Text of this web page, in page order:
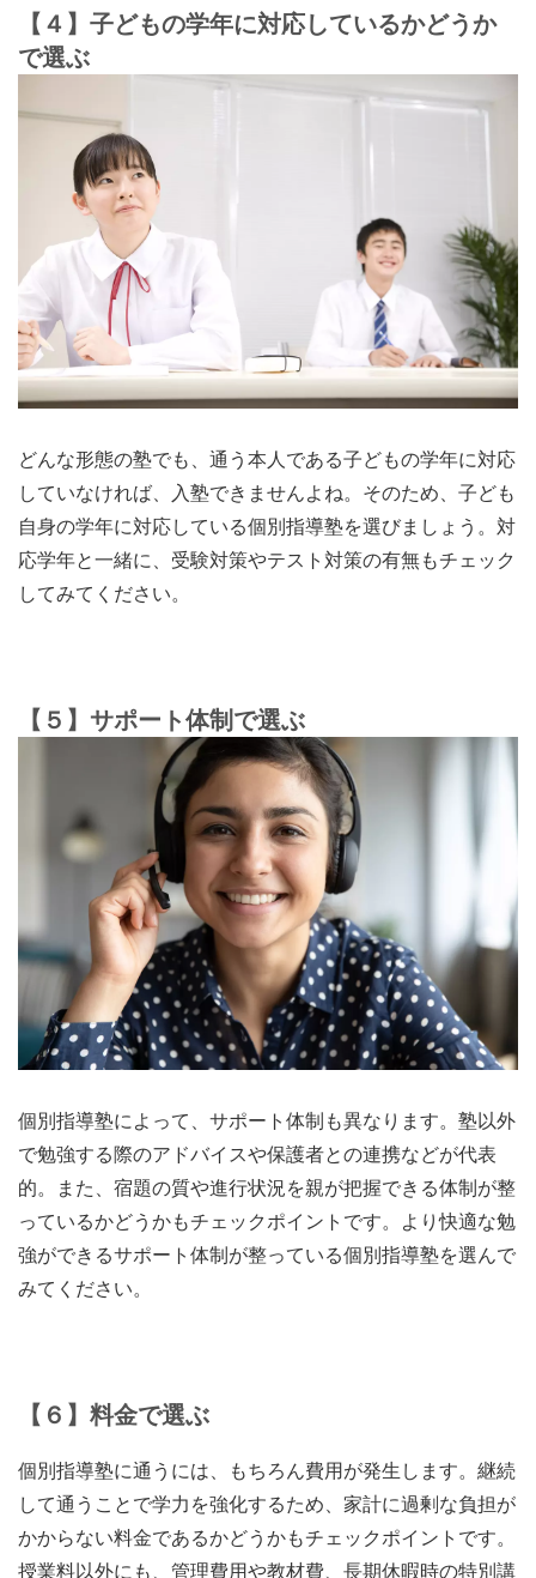
【４】子どもの学年に対応しているかどうか
で選ぶ
どんな形態の塾でも、通う本人である子どもの学年に対応
していなければ、入塾できませんよね。そのため、子ども
自身の学年に対応している個別指導塾を選びましょう。対
応学年と一緒に、受験対策やテスト対策の有無もチェック
してみてください。
【５】サポート体制で選ぶ
個別指導塾によって、サポート体制も異なります。 塾以外
で勉強する際のアドバイスや保護者との連携などが代表
的。また、宿題の質や進行状況を親が把握できる体制が整
っているかどうかもチェックポイントです。より快適な勉
強ができるサポート体制が整っている個別指導塾を選んで
みてください。
【６】料金で選ぶ
個別指導塾に通うには、もちろん費用が発生します。継続
して通うことで学力を強化するため、 家計に過剰な負担が
かからない料金であるかどうかもチェックポイントです。
授業料以外にも、管理費用や教材費、長期休暇時の特別講